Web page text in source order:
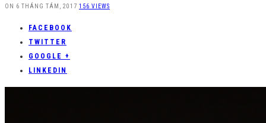
ON 6 THÁNG TÁM, 2017 156 VIEWS
FACEBOOK
TWITTER
GOOGLE +
LINKEDIN